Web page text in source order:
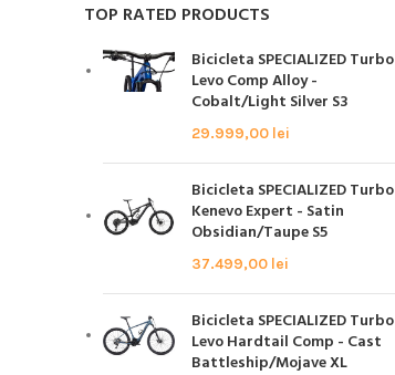
TOP RATED PRODUCTS
Bicicleta SPECIALIZED Turbo
Levo Comp Alloy -
Cobalt/Light Silver S3
29.999,00 lei
Bicicleta SPECIALIZED Turbo
Kenevo Expert - Satin
Obsidian/Taupe S5
37.499,00 lei
Bicicleta SPECIALIZED Turbo
Levo Hardtail Comp - Cast
Battleship/Mojave XL